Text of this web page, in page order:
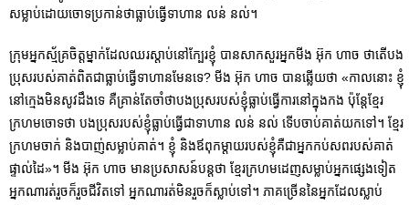
សម្លាប់ដោយចោទប្រកាន់ថាធ្លាប់ធ្វើទាហាន លន់ នល់​។
ក្រុមអ្នកស័្មគ្រចិត្តម្នាក់ដែលឈរស្តាប់នៅក្បែរខ្ញុំ បានសាកសួរអ្នកមីង អ៊ុក ហាច ថាតើបង
ប្រុសរបស់គាត់ពិតជាធ្លាប់ធ្វើទាហានមែនទេ? មីង អ៊ុក ហាច បានឆ្លើយថា «កាលនោះ ខ្ញុំ
នៅក្មេងមិនសូវដឹងទេ គឺគ្រាន់តែចាំថាបងប្រុសរបស់ខ្ញុំធ្លាប់ធ្វើការនៅក្នុងកង ប៉ុន្តែខ្មែរ
ក្រហមចោទថា បងប្រុសរបស់ខ្ញុំធ្លាប់ធ្វើជាទាហាន លន់ នល់ ទើបចាប់គាត់យកទៅ។ ខ្មែរ
ក្រហមចាក់ និងបាញ់សម្លាប់គាត់។ ខ្ញុំ និងឪពុកម្តាយរបស់ខ្ញុំគឺជាអ្នកកប់សពរបស់គាត់
ផ្ទាល់ដៃ»។ មីង អ៊ុក ហាច មានប្រសាសន៍បន្តថា ខ្មែរក្រហមដេញសម្លាប់អ្នកផ្សេងទៀត
អ្នកណារត់រួចក៏រួចជីវិតទៅ អ្នកណារត់មិនរួចក៏ស្លាប់ទៅ។ ភាគច្រើននៃអ្នកដែលស្លាប់